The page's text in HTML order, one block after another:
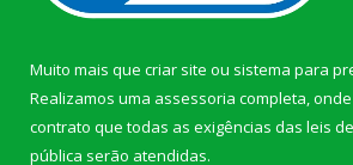
Muito mais que criar site ou sistema para
Realizamos uma assessoria completa,
contrato que todas as exigências das leis
pública serão atendidas.